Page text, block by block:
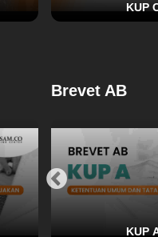
KUP
Brevet AB
KUP